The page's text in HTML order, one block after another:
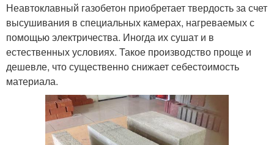
Неавтоклавный газобетон приобретает твердость за счет
высушивания в специальных камерах, нагреваемых с
помощью электричества. Иногда их сушат и в
естественных условиях. Такое производство проще и
дешевле, что существенно снижает себестоимость
материала.